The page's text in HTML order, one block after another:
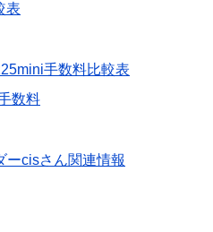
表
手数料比較表
数料
ーcisさん関連情報